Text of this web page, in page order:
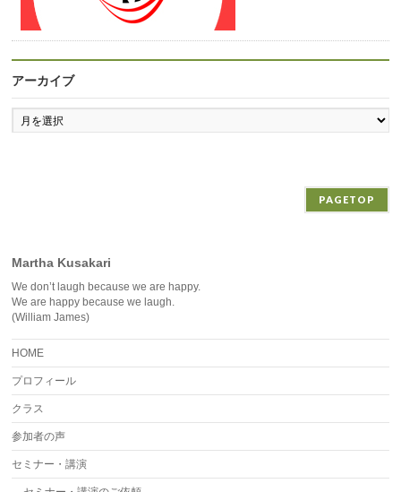
アーカイブ
ア
ー
PAGETOP
Martha Kusakari
We don’t laugh because we are happy.
We are happy because we laugh.
(William James)
HOME
プロフィール
クラス
参加者の声
セミナー・講演